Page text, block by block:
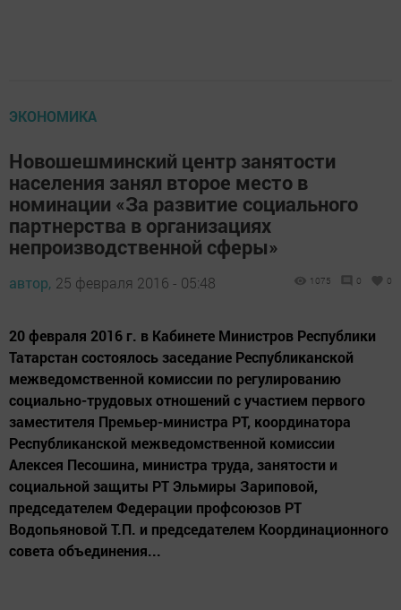
ЭКОНОМИКА
Новошешминский центр занятости
населения занял второе место в
номинации «За развитие социального
партнерства в организациях
непроизводственной сферы»
автор, 25 февраля 2016 - 05:48 1075 0 0
20 февраля 2016 г. в Кабинете Министров Республики
Татарстан состоялось заседание Республиканской
межведомственной комиссии по регулированию
социально-трудовых отношений с участием первого
заместителя Премьер-министра РТ, координатора
Республиканской межведомственной комиссии
Алексея Песошина, министра труда, занятости и
социальной защиты РТ Эльмиры Зариповой,
председателем Федерации профсоюзов РТ
Водопьяновой Т.П. и председателем Координационного
совета объединения...